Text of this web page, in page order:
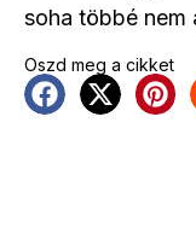
soha többé nem
Oszd meg a cikket